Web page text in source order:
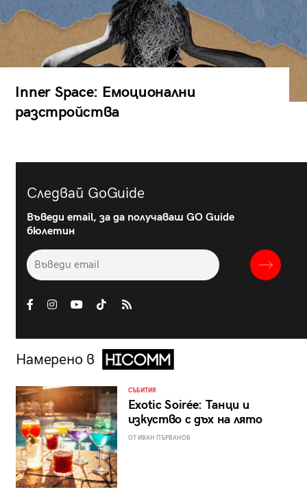
Inner Space: Емоционални
разстройства
Следвай GoGuide
Въведи email, за да получаваш GO Guide
бюлетин
Намерено в
СЪБИТИЯ
Exotic Soirée: Танци и
изкуство с дъх на лято
ОТ ИВАН ПЪРВАНОВ